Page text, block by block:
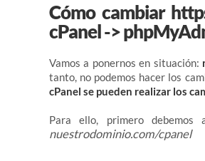
Cómo cambiar
cPanel ->
Vamos a ponernos en situación:
tanto, no podemos hacer los
cPanel se pueden realizar los
Para ello, primero
nuestrodominio.com/cpanel